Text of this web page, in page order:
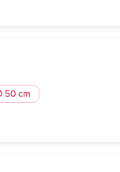
50 cm